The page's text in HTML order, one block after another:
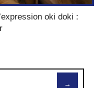
oki doki :